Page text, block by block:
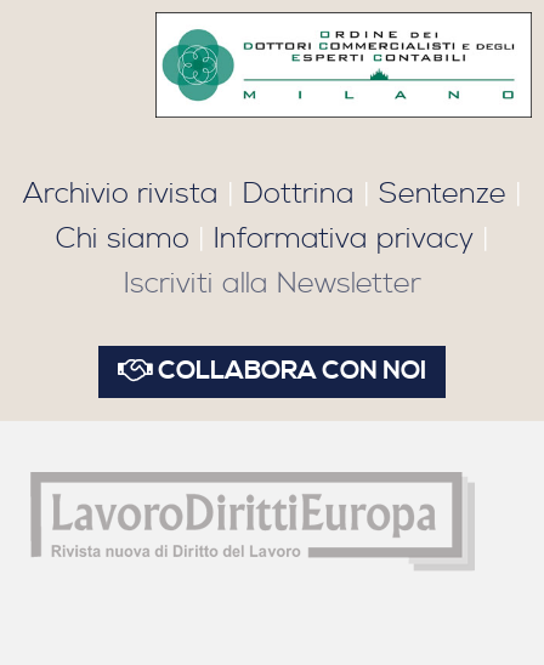
Archivio rivista | Dottrina | Sentenze |
Chi siamo | Informativa privacy|
Iscriviti alla Newsletter
COLLABORA CON NOI